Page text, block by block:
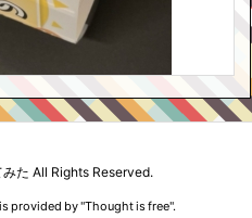
みた All Rights Reserved.
provided by "Thought is free".